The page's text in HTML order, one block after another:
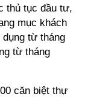
thủ tục đầu tư,
mục khách
từ tháng
từ tháng
căn biệt thự